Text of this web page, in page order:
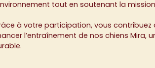
tout en soutenant la
à votre participation, vous contribuez
l’entraînement de nos chiens Mira,